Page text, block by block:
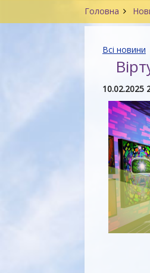
Головна
Всі новини
10.02.2025